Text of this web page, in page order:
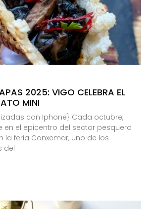
2025: VIGO CELEBRA EL
MINI
con Iphone} Cada octubre,
en el epicentro del sector pesquero
la feria Conxemar, uno de los
del